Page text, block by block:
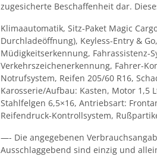
zugesicherte Beschaffenheit dar.
Klimaautomatik, Sitz-Paket Magic
Durchladeöffnung), Keyless-Entry &
Müdigkeitserkennung, Fahrassistenz-
Verkehrszeichenerkennung, Fahrer-
Notrufsystem, Reifen 205/60 R16,
Karosserie/Aufbau: Kasten, Motor 1,5
Stahlfelgen 6,5×16, Antriebsart:
Reifendruck-Kontrollsystem,
—- Die angegebenen
Ausschlaggebend sind einzig und